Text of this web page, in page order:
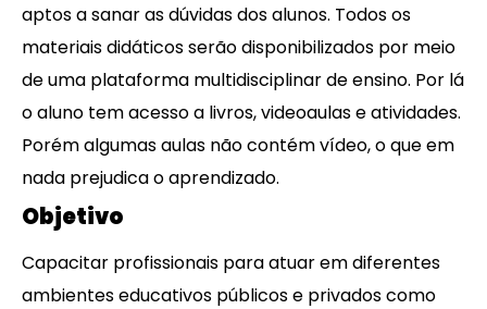
aptos a sanar as dúvidas dos alunos. Todos os
materiais didáticos serão disponibilizados por meio
de uma plataforma multidisciplinar de ensino. Por lá
o aluno tem acesso a livros, videoaulas e atividades.
Porém algumas aulas não contém vídeo, o que em
nada prejudica o aprendizado.
Objetivo
Capacitar profissionais para atuar em diferentes
ambientes educativos públicos e privados como